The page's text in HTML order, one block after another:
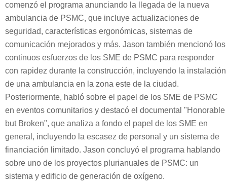
comenzó el programa anunciando la llegada de la nueva
ambulancia de PSMC, que incluye actualizaciones de
seguridad, características ergonómicas, sistemas de
comunicación mejorados y más. Jason también mencionó los
continuos esfuerzos de los SME de PSMC para responder
con rapidez durante la construcción, incluyendo la instalación
de una ambulancia en la zona este de la ciudad.
Posteriormente, habló sobre el papel de los SME de PSMC
en eventos comunitarios y destacó el documental "Honorable
but Broken", que analiza a fondo el papel de los SME en
general, incluyendo la escasez de personal y un sistema de
financiación limitado. Jason concluyó el programa hablando
sobre uno de los proyectos plurianuales de PSMC: un
sistema y edificio de generación de oxígeno.